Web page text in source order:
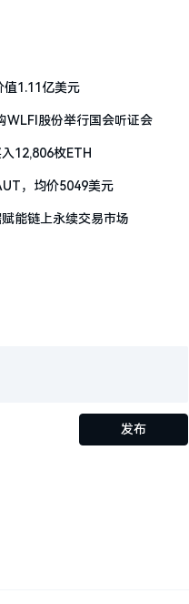
1.11亿美元
WLFI股份举行国会听证会
12,806枚ETH
，均价5049美元
能链上永续交易市场
发布